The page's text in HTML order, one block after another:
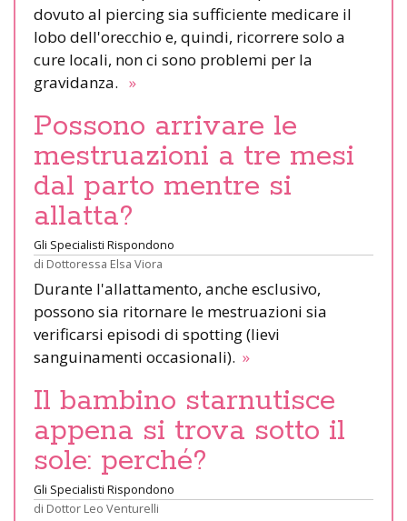
dovuto al piercing sia sufficiente medicare il
lobo dell'orecchio e, quindi, ricorrere solo a
cure locali, non ci sono problemi per la
gravidanza. »
Possono arrivare le
mestruazioni a tre mesi
dal parto mentre si
allatta?
Gli Specialisti Rispondono
di Dottoressa Elsa Viora
Durante l'allattamento, anche esclusivo,
possono sia ritornare le mestruazioni sia
verificarsi episodi di spotting (lievi
sanguinamenti occasionali). »
Il bambino starnutisce
appena si trova sotto il
sole: perché?
Gli Specialisti Rispondono
di Dottor Leo Venturelli